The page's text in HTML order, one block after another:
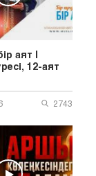
аят |
12-аят
2743